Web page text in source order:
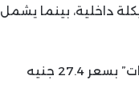
داخلية، بينما يشمل
ظهرت المقالة الرقابة المالية تتلقى عرض شراء إجباري على “الإسكندرية للحاويات” بسعر 27.4 جنيه